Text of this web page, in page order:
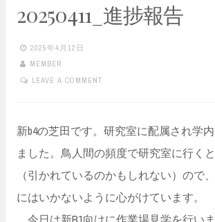
20250411_進捗報告
2025年4月12日
MEMBER
LEAVE A COMMENT
新b4の芝田です。研究室に配属され学
ました。鳥人間の頻度で研究室に行く
（引かれているのかもしれない）ので
にはいかないように心がけています。